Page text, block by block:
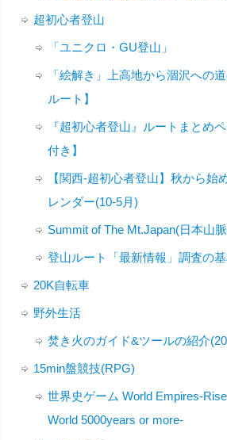
超初心者登山
「ユニクロ・GU登山」
「絵解き」上高地から涸沢への
ルート】
『超初心者登山』ルートまとめ
付き】
【関西-超初心者登山】秋から始
レンダー(10-5月)
Summit of The Mt.Japan(日本山
登山ルート「最新情報」調査の
20K自転車
野外生活
焚き火のガイド&ツールの紹介
15min盤競技(RPG)
世界史ゲーム World Empires-
World 5000years or more-